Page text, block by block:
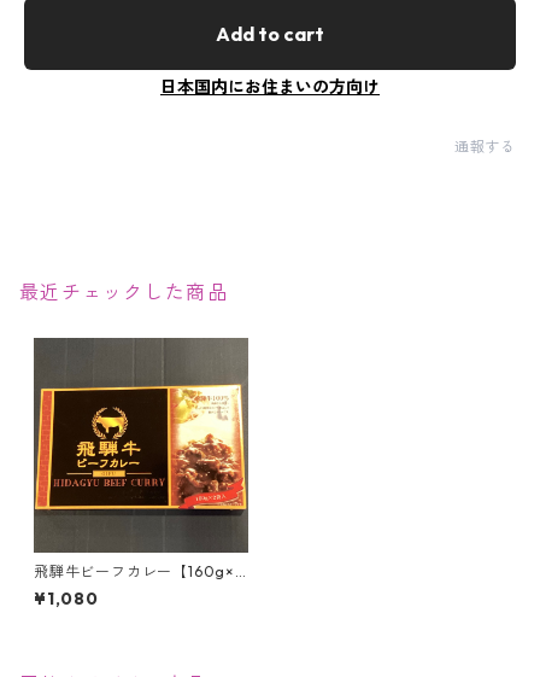
Add to cart
日本国内にお住まいの方向け
通報する
最近チェックした商品
飛騨牛ビーフカレー【160g×2
袋入】
¥1,080